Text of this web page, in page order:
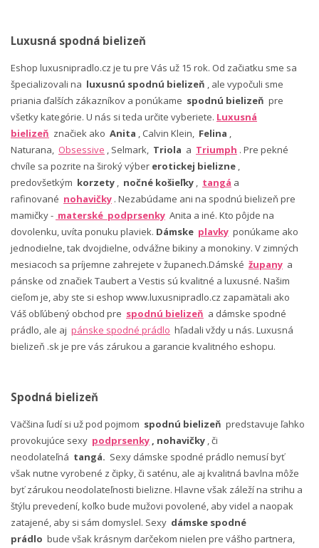
Luxusná spodná bielizeň
Eshop luxusnipradlo.cz je tu pre Vás už 15 rok. Od začiatku sme sa
špecializovali na luxusnú spodnú bielizeň , ale vypočuli sme
priania ďalších zákazníkov a ponúkame spodnú bielizeň pre
všetky kategórie. U nás si teda určite vyberiete. Luxusná
bielizeň značiek ako Anita , Calvin Klein, Felina ,
Naturana, Obsessive , Selmark, Triola a Triumph . Pre pekné
chvíle sa pozrite na široký výber erotickej bielizne ,
predovšetkým korzety , nočné košieľky , tangá a
rafinované nohavičky . Nezabúdame ani na spodnú bielizeň pre
mamičky - materské podprsenky Anita a iné. Kto pôjde na
dovolenku, uvíta ponuku plaviek. Dámske plavky ponúkame ako
jednodielne, tak dvojdielne, odvážne bikiny a monokiny. V zimných
mesiacoch sa príjemne zahrejete v županech.Dámské župany a
pánske od značiek Taubert a Vestis sú kvalitné a luxusné. Našim
cieľom je, aby ste si eshop www.luxusnipradlo.cz zapamätali ako
Váš obľúbený obchod pre spodnú bielizeň a dámske spodné
prádlo, ale aj pánske spodné prádlo hľadali vždy u nás. Luxusná
bielizeň .sk je pre vás zárukou a garancie kvalitného eshopu.
Spodná bielizeň
Väčšina ľudí si už pod pojmom spodnú bielizeň predstavuje ľahko
provokujúce sexy podprsenky , nohavičky , či
neodolateľná tangá. Sexy dámske spodné prádlo nemusí byť
však nutne vyrobené z čipky, či saténu, ale aj kvalitná bavlna môže
byť zárukou neodolateľnosti bielizne. Hlavne však záleží na strihu a
štýlu prevedení, koľko bude mužovi povolené, aby videl a naopak
zatajené, aby si sám domyslel. Sexy dámske spodné
prádlo bude však krásnym darčekom nielen pre vášho partnera,